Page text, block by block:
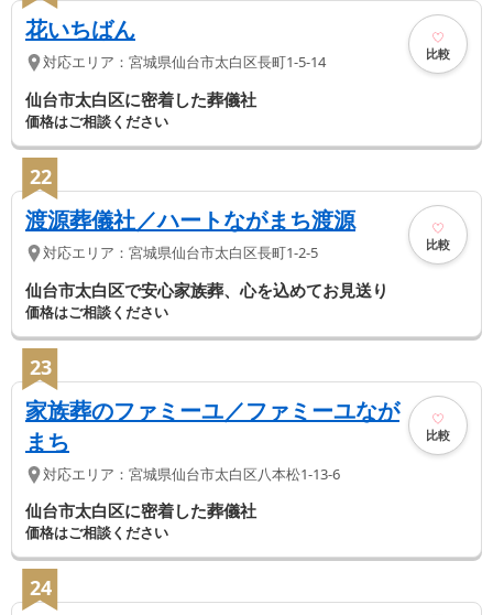
花いちばん
対応エリア： 宮城県仙台市太白区長町1-5-14 比較
仙台市太白区に密着した葬儀社
価格はご相談ください
22
渡源葬儀社／ハートながまち渡源
対応エリア： 宮城県仙台市太白区長町1-2-5 比較
仙台市太白区で安心家族葬、心を込めてお見送り
価格はご相談ください
23
家族葬のファミーユ／ファミーユなが
まち
対応エリア： 宮城県仙台市太白区八本松1-13-6
比較
仙台市太白区に密着した葬儀社
価格はご相談ください
24